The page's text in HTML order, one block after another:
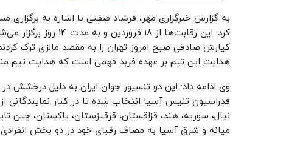
به گزارش خبرگزاری مهر، فرشاد صفتی با اشاره به
کرد: این رقابت‌ها از
کیارش صادقی صبح امروز تهران را به مقصد مالزی ترک
هدایت این تیم بر عهده فربد فهمی است که هدایت تیم
وی ادامه داد: این دو تنسیور جوان ایران به دلیل درخشش
فدراسیون تنیس آسیا انتخاب شده تا در کنار نمایندگانی
نپال، سوریه، هند، قزاقستان، قرقیزستان، پاکستان، چین
میانه و شرق آسیا به مصاف رقبای خود در دو بخش انفرادی